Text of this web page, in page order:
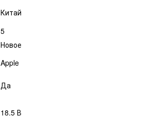
Китай
5
Новое
Apple
Да
18.5 В